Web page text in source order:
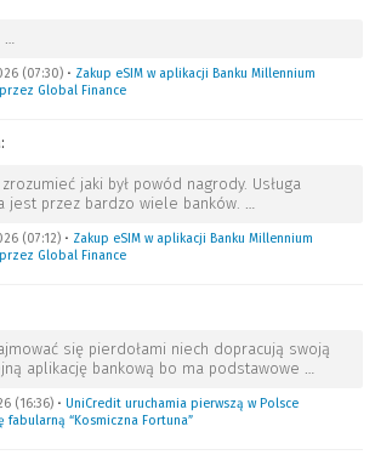
…
(07:30) • Zakup eSIM w aplikacji Banku Millennium
Global Finance
:
zrozumieć jaki był powód nagrody. Usługa
jest przez bardzo wiele banków. …
(07:12) • Zakup eSIM w aplikacji Banku Millennium
Global Finance
się pierdołami niech dopracują swoją
aplikację bankową bo ma podstawowe …
(16:36) • UniCredit uruchamia pierwszą w Polsce
fabularną “Kosmiczna Fortuna”